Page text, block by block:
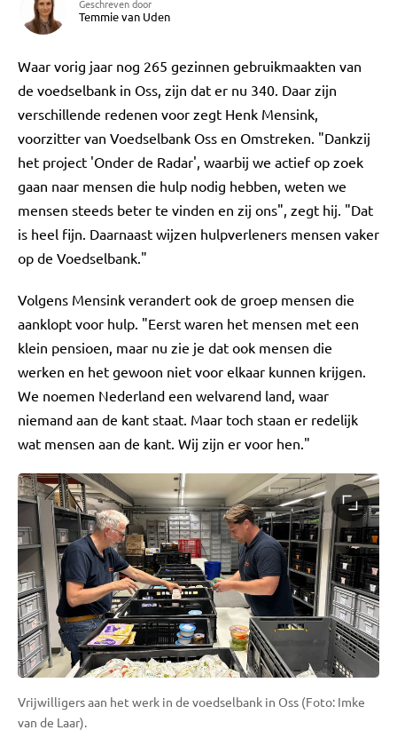
Geschreven door
Temmie van Uden
Waar vorig jaar nog 265 gezinnen gebruikmaakten van
de voedselbank in Oss, zijn dat er nu 340. Daar zijn
verschillende redenen voor zegt Henk Mensink,
voorzitter van Voedselbank Oss en Omstreken. "Dankzij
het project 'Onder de Radar', waarbij we actief op zoek
gaan naar mensen die hulp nodig hebben, weten we
mensen steeds beter te vinden en zij ons", zegt hij. "Dat
is heel fijn. Daarnaast wijzen hulpverleners mensen vaker
op de Voedselbank."
Volgens Mensink verandert ook de groep mensen die
aanklopt voor hulp. "Eerst waren het mensen met een
klein pensioen, maar nu zie je dat ook mensen die
werken en het gewoon niet voor elkaar kunnen krijgen.
We noemen Nederland een welvarend land, waar
niemand aan de kant staat. Maar toch staan er redelijk
wat mensen aan de kant. Wij zijn er voor hen."
Vrijwilligers aan het werk in de voedselbank in Oss (Foto: Imke
van de Laar).